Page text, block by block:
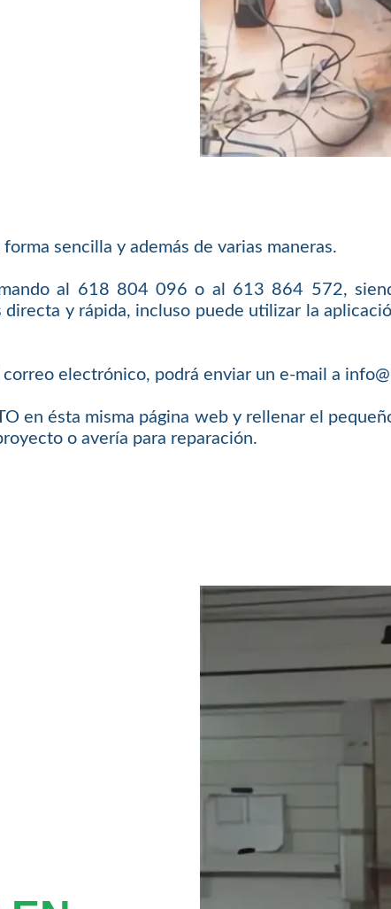
sencilla y además de varias maneras.
al 618 804 096 o al 613 864 572,
y rápida, incluso puede utilizar la
electrónico, podrá enviar un e-mail a
en ésta misma página web y rellenar el
o avería para reparación.